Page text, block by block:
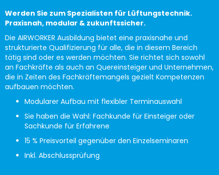
Werden Sie zum Spezialisten für Lüftungstechnik.
Praxisnah, modular & zukunftssicher.
Die AIRWORKER Ausbildung bietet eine praxisnahe und
strukturierte Qualifizierung für alle, die in diesem Bereich
tätig sind oder es werden möchten. Sie richtet sich sowohl
an Fachkräfte als auch an Quereinsteiger und Unternehmen,
die in Zeiten des Fachkräftemangels gezielt Kompetenzen
aufbauen möchten.
Modularer Aufbau mit flexibler Terminauswahl
Sie haben die Wahl: Fachkunde für Einsteiger oder
Sachkunde für Erfahrene
15 % Preisvorteil gegenüber den Einzelseminaren
Inkl. Abschlussprüfung